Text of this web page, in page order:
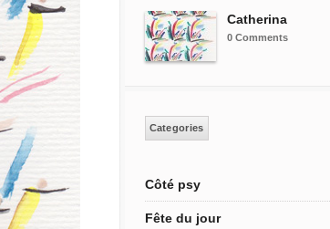
Catherina
0 Comments
Categories
Côté psy
Fête du jour